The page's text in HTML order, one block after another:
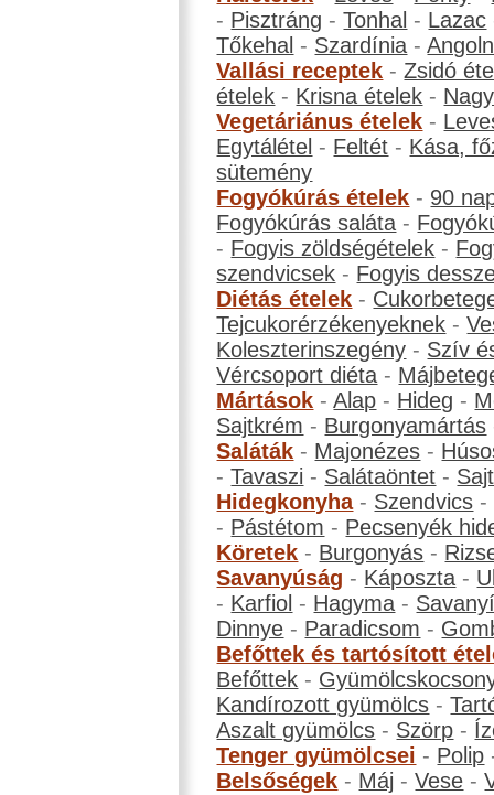
- Pisztráng -Tonhal - Lazac
Tőkehal - Szardínia -
Vallási receptek -Zsidó
ételek - Krisna ételek -
Vegetáriánus ételek -
Egytálétel - Feltét - Kása,
sütemény
Fogyókúrás ételek - 90
Fogyókúrás saláta -
- Fogyis zöldségételek -
szendvicsek - Fogyis
Diétás ételek -
Tejcukorérzékenyeknek -
Koleszterinszegény - Szív
Vércsoport diéta -
Mártások -Alap - Hideg -
Sajtkrém - Burgonyamártás
Saláták - Majonézes -
-Tavaszi - Salátaöntet -
Hidegkonyha- Szendvics -
- Pástétom - Pecsenyék
Köretek - Burgonyás -
Savanyúság - Káposzta -
- Karfiol - Hagyma -
Dinnye - Paradicsom -
Befőttek és tartósított
Befőttek -
Kandírozott gyümölcs -
Aszalt gyümölcs - Szörp -
Tenger gyümölcsei - Polip
Belsőségek - Máj -Vese -